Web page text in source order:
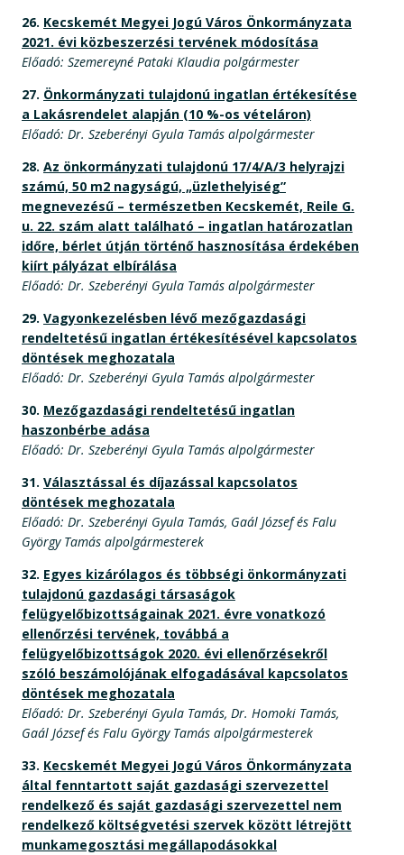
26. Kecskemét Megyei Jogú Város Önkormányzata
2021. évi közbeszerzési tervének módosítása
Előadó: Szemereyné Pataki Klaudia polgármester
27. Önkormányzati tulajdonú ingatlan értékesítése
a Lakásrendelet alapján (10 %-os vételáron)
Előadó: Dr. Szeberényi Gyula Tamás alpolgármester
28. Az önkormányzati tulajdonú 17/4/A/3 helyrajzi
számú, 50 m2 nagyságú, „üzlethelyiség”
megnevezésű – természetben Kecskemét, Reile G.
u. 22. szám alatt található – ingatlan határozatlan
időre, bérlet útján történő hasznosítása érdekében
kiírt pályázat elbírálása
Előadó: Dr. Szeberényi Gyula Tamás alpolgármester
29. Vagyonkezelésben lévő mezőgazdasági
rendeltetésű ingatlan értékesítésével kapcsolatos
döntések meghozatala
Előadó: Dr. Szeberényi Gyula Tamás alpolgármester
30. Mezőgazdasági rendeltetésű ingatlan
haszonbérbe adása
Előadó: Dr. Szeberényi Gyula Tamás alpolgármester
31. Választással és díjazással kapcsolatos
döntések meghozatala
Előadó: Dr. Szeberényi Gyula Tamás, Gaál József és Falu
György Tamás alpolgármesterek
32. Egyes kizárólagos és többségi önkormányzati
tulajdonú gazdasági társaságok
felügyelőbizottságainak 2021. évre vonatkozó
ellenőrzési tervének, továbbá a
felügyelőbizottságok 2020. évi ellenőrzésekről
szóló beszámolójának elfogadásával kapcsolatos
döntések meghozatala
Előadó: Dr. Szeberényi Gyula Tamás, Dr. Homoki Tamás,
Gaál József és Falu György Tamás alpolgármesterek
33. Kecskemét Megyei Jogú Város Önkormányzata
által fenntartott saját gazdasági szervezettel
rendelkező és saját gazdasági szervezettel nem
rendelkező költségvetési szervek között létrejött
munkamegosztási megállapodásokkal